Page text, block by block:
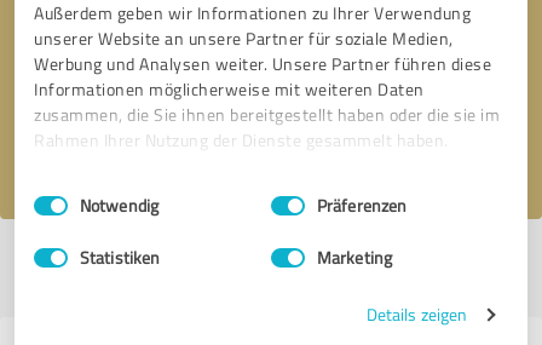
Außerdem geben wir Informationen zu Ihrer Verwendung
unserer Website an unsere Partner für soziale Medien,
Werbung und Analysen weiter. Unsere Partner führen diese
Informationen möglicherweise mit weiteren Daten
zusammen, die Sie ihnen bereitgestellt haben oder die sie im
Rahmen Ihrer Nutzung der Dienste gesammelt haben.
Impressum Datenschutzbestimmungen
Einwilligungsauswahl
Notwendig Präferenzen
Statistiken Marketing
Details zeigen
Bitte um Rückruf * Erforderliche Angaben
Nachricht senden
Ich stimme den Datenschutzbestimmungen zu.
Profil aktiv seit 10.07.2023 | Letzte Aktualisierung: 10.07.2023